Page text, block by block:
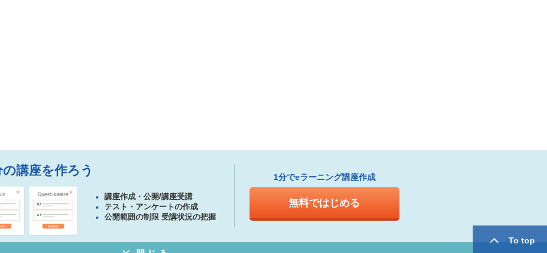
To top
講座を作ろう
講座作成・公開/講座受講
テスト・アンケートの作成
公開範囲の制限 受講状況の把握
1分でeラーニング講座作成
無料ではじめる